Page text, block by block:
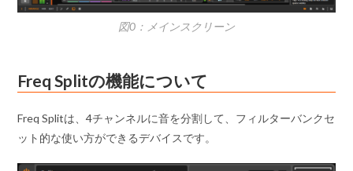
図0：メインスクリーン
Freq Splitの機能について
Freq Splitは、4チャンネルに音を分割して、フィルターバンクセ
ット的な使い方ができるデバイスです。